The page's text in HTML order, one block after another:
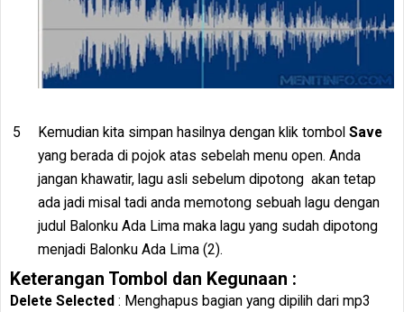
Kemudian kita simpan hasilnya dengan klik tombolSave
yang berada di pojok atas sebelah menu open. Anda
jangan khawatir, lagu asli sebelum dipotong akan tetap
ada jadi misal tadi anda memotong sebuah lagu dengan
judul Balonku Ada Lima maka lagu yang sudah dipotong
menjadi Balonku Ada Lima (2).
Keterangan Tombol dan Kegunaan :
Delete Selected : Menghapus bagian yang dipilih dari mp3